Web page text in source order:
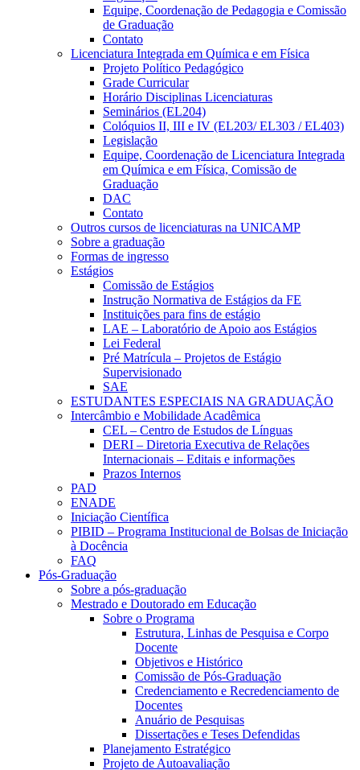
Equipe, Coordenação de Pedagogia e Comissão
de Graduação
Contato
Licenciatura Integrada em Química e em Física
Projeto Político Pedagógico
Grade Curricular
Horário Disciplinas Licenciaturas
Seminários (EL204)
Colóquios II, III e IV (EL203/ EL303 / EL403)
Legislação
Equipe, Coordenação de Licenciatura Integrada
em Química e em Física, Comissão de
Graduação
DAC
Contato
Outros cursos de licenciaturas na UNICAMP
Sobre a graduação
Formas de ingresso
Estágios
Comissão de Estágios
Instrução Normativa de Estágios da FE
Instituições para fins de estágio
LAE – Laboratório de Apoio aos Estágios
Lei Federal
Pré Matrícula – Projetos de Estágio
Supervisionado
SAE
ESTUDANTES ESPECIAIS NA GRADUAÇÃO
Intercâmbio e Mobilidade Acadêmica
CEL – Centro de Estudos de Línguas
DERI – Diretoria Executiva de Relações
Internacionais – Editais e informações
Prazos Internos
PAD
ENADE
Iniciação Científica
PIBID – Programa Institucional de Bolsas de Iniciação
à Docência
FAQ
Pós-Graduação
Sobre a pós-graduação
Mestrado e Doutorado em Educação
Sobre o Programa
Estrutura, Linhas de Pesquisa e Corpo
Docente
Objetivos e Histórico
Comissão de Pós-Graduação
Credenciamento e Recredenciamento de
Docentes
Anuário de Pesquisas
Dissertações e Teses Defendidas
Planejamento Estratégico
Projeto de Autoavaliação